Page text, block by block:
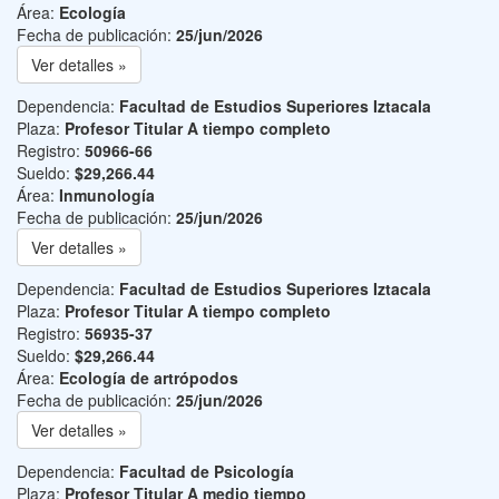
Área: Ecología
Fecha de publicación: 25/jun/2026
Ver detalles »
Dependencia: Facultad de Estudios Superiores Iztacala
Plaza: Profesor Titular A tiempo completo
Registro: 50966-66
Sueldo: $29,266.44
Área: Inmunología
Fecha de publicación: 25/jun/2026
Ver detalles »
Dependencia: Facultad de Estudios Superiores Iztacala
Plaza: Profesor Titular A tiempo completo
Registro: 56935-37
Sueldo: $29,266.44
Área: Ecología de artrópodos
Fecha de publicación: 25/jun/2026
Ver detalles »
Dependencia: Facultad de Psicología
Plaza: Profesor Titular A medio tiempo